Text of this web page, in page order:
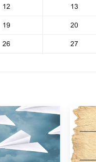
12 13
19 20
26 27